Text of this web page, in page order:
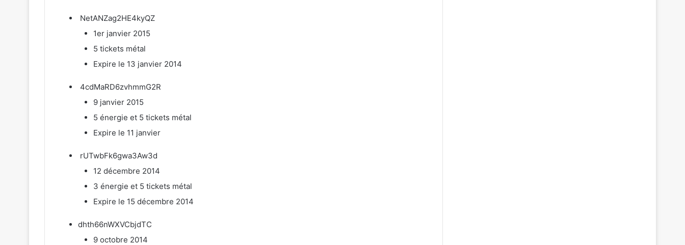
NetANZag2HE4kyQZ
1er janvier 2015
5 tickets métal
Expire le 13 janvier 2014
4cdMaRD6zvhmmG2R
9 janvier 2015
5 énergie et 5 tickets métal
Expire le 11 janvier
rUTwbFk6gwa3Aw3d
12 décembre 2014
3 énergie et 5 tickets métal
Expire le 15 décembre 2014
dhth66nWXVCbjdTC
9 octobre 2014